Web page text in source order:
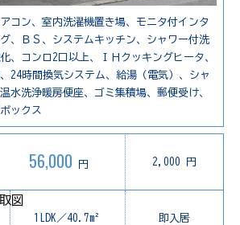
コン、室内洗濯機置き場、モニタ付インタ
、ＢＳ、システムキッチン、シャワー付洗
、コンロ2口以上、ＩＨクッキングヒータ、
24時間換気システム、給湯（電気）、シャ
水洗浄暖房便座、ゴミ集積場、郵便受け、
ックス
56,000 円 2,000 円
1LDK／40.7m² 即入居